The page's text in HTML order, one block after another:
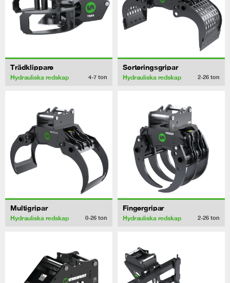
Trädklippare
Hydrauliska redskap 4-7 ton
Sorteringsgripar
Hydrauliska redskap 2-26 ton
Multigripar
Hydrauliska redskap 0-26 ton
Fingergripar
Hydrauliska redskap 2-26 ton